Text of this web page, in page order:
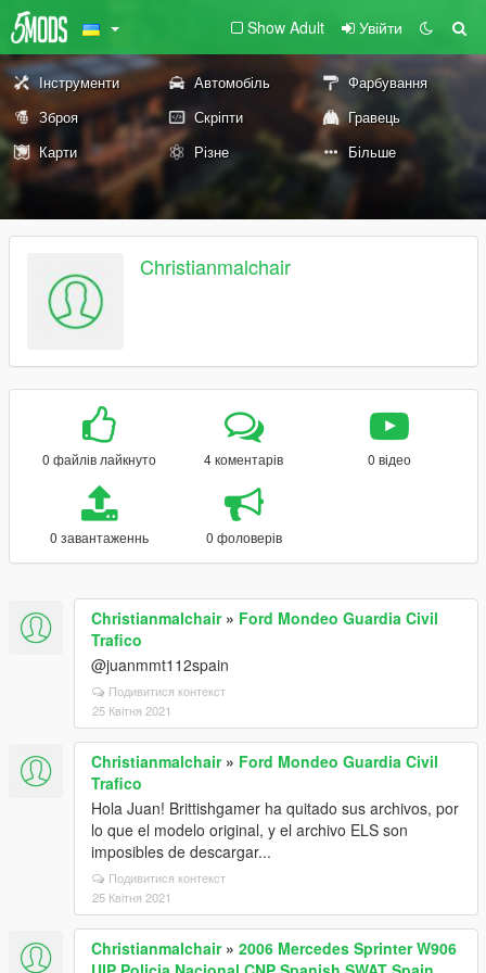
Show Adult Увійти
Інструменти Автомобіль
Фарбування
Зброя
Скріпти
Гравець
Карти
Різне Більше
Christianmalchair
0 файлів лайкнуто 4 коментарів 0 відео
0 завантаженнь 0 фоловерів
Christianmalchair» Ford Mondeo Guardia Civil
Trafico
@juanmmt112spain
Подивитися контекст
25 Квітня 2021
Christianmalchair» Ford Mondeo Guardia Civil
Trafico
Hola Juan! Brittishgamer ha quitado sus archivos, por
lo que el modelo original, y el archivo ELS son
imposibles de descargar...
Подивитися контекст
25 Квітня 2021
Christianmalchair» 2006 Mercedes Sprinter W906